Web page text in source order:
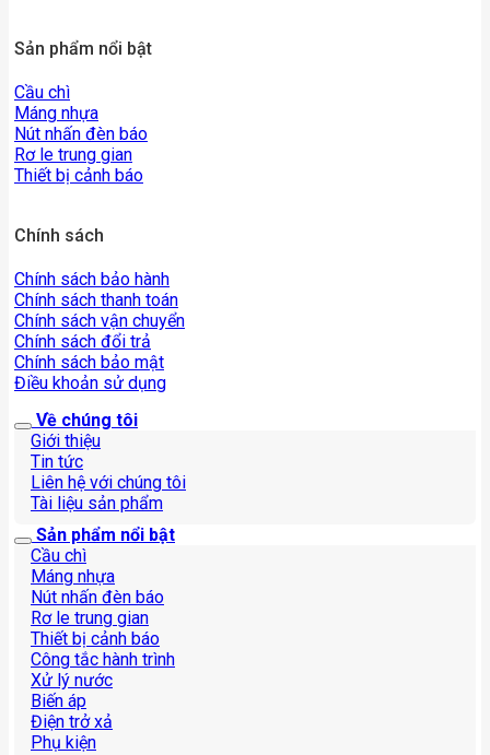
Sản phẩm nổi bật
Cầu chì
Máng nhựa
Nút nhấn đèn báo
Rơ le trung gian
Thiết bị cảnh báo
Chính sách
Chính sách bảo hành
Chính sách thanh toán
Chính sách vận chuyển
Chính sách đổi trả
Chính sách bảo mật
Điều khoản sử dụng
Về chúng tôi
Giới thiệu
Tin tức
Liên hệ với chúng tôi
Tài liệu sản phẩm
Sản phẩm nổi bật
Cầu chì
Máng nhựa
Nút nhấn đèn báo
Rơ le trung gian
Thiết bị cảnh báo
Công tắc hành trình
Xử lý nước
Biến áp
Điện trở xả
Phụ kiện